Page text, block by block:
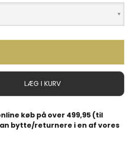
LÆG I KURV
køb på over 499,95 (til
bytte/returnere i en af vores